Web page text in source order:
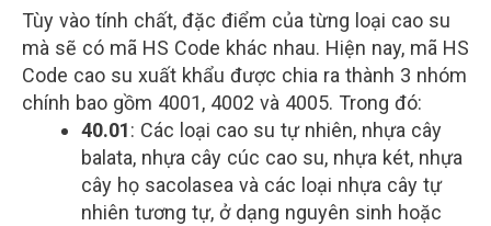
Tùy vào tính chất, đặc điểm của từng loại cao su
mà sẽ có mã HS Code khác nhau. Hiện nay, mã HS
Code cao su xuất khẩu được chia ra thành 3 nhóm
chính bao gồm 4001, 4002 và 4005. Trong đó:
40.01: Các loại cao su tự nhiên, nhựa cây
balata, nhựa cây cúc cao su, nhựa két, nhựa
cây họ sacolasea và các loại nhựa cây tự
nhiên tương tự, ở dạng nguyên sinh hoặc